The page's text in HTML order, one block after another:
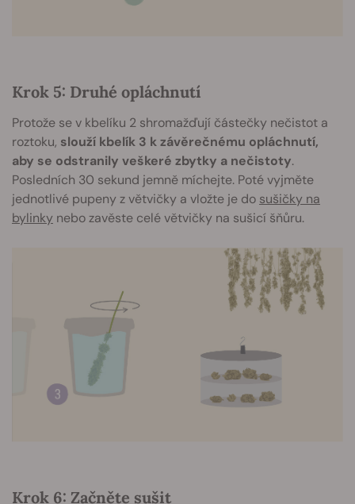
Krok 5: Druhé opláchnutí
Protože se v kbelíku 2 shromažďují částečky nečistot a
roztoku, slouží kbelík 3 k závěrečnému opláchnutí,
aby se odstranily veškeré zbytky a nečistoty.
Posledních 30 sekund jemně míchejte. Poté vyjměte
jednotlivé pupeny z větvičky a vložte je do sušičky na
bylinky nebo zavěste celé větvičky na sušicí šňůru.
Krok 6: Začněte sušit